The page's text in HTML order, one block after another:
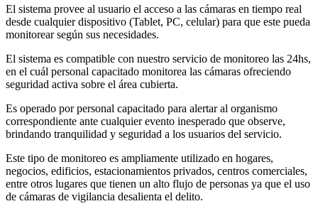
El sistema provee al usuario el acceso a las cámaras en tiempo real
desde cualquier dispositivo (Tablet, PC, celular) para que este pueda
monitorear según sus necesidades.
El sistema es compatible con nuestro servicio de monitoreo las 24hs,
en el cuál personal capacitado monitorea las cámaras ofreciendo
seguridad activa sobre el área cubierta.
Es operado por personal capacitado para alertar al organismo
correspondiente ante cualquier evento inesperado que observe,
brindando tranquilidad y seguridad a los usuarios del servicio.
Este tipo de monitoreo es ampliamente utilizado en hogares,
negocios, edificios, estacionamientos privados, centros comerciales,
entre otros lugares que tienen un alto flujo de personas ya que el uso
de cámaras de vigilancia desalienta el delito.